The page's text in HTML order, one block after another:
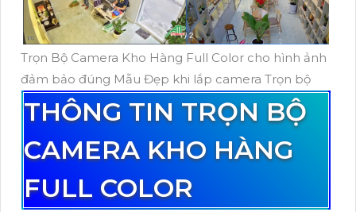
Trọn Bộ Camera Kho Hàng Full Color cho hình ảnh
đảm bảo đúng Mẫu Đẹp khi lắp camera Trọn bộ
THÔNG TIN TRỌN BỘ
CAMERA KHO HÀNG
FULL COLOR